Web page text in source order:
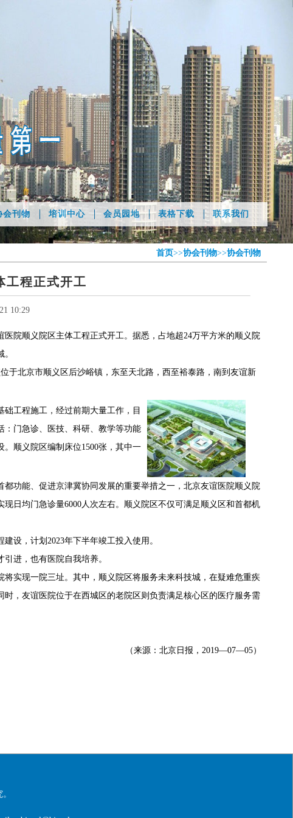
会刊物 培训中心 会员园地 表格下载 联系我们
首页>>协会刊物>>协会刊物
工程正式开工
10:29
院顺义院区主体工程正式开工。据悉，占地超24万平方米的顺义院
北京市顺义区后沙峪镇，东至天北路，西至裕泰路，南到友谊新
工程施工，经过前期大量工作，目
：门急诊、医技、科研、教学等功能
顺义院区编制床位1500张，其中一
功能、促进京津冀协同发展的重要举措之一，北京友谊医院顺义院
日均门急诊量6000人次左右。顺义院区不仅可满足顺义区和首都机
设，计划2023年下半年竣工投入使用。
进，也有医院自我培养。
实现一院三址。其中，顺义院区将服务未来科技城，在疑难危重疾
，友谊医院位于在西城区的老院区则负责满足核心区的医疗服务需
（来源：北京日报，2019—07—05）